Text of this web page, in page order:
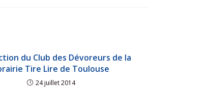
du Club des Dévoreurs de la
Tire Lire de Toulouse
24 juillet 2014